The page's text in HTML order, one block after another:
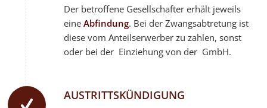
Der betroffene Gesellschafter erhält jeweils
eineAbfindung. Bei der Zwangsabtretung ist
diese vom Anteilserwerber zu zahlen, sonst
oder bei der Einziehung von der GmbH.
AUSTRITTSKÜNDIGUNG